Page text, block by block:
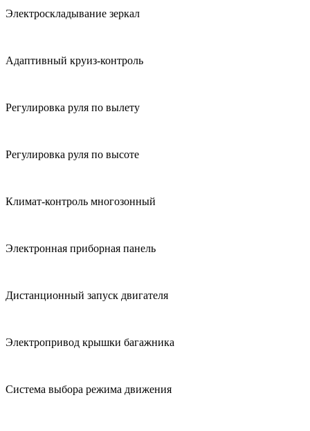
Электроскладывание зеркал
Адаптивный круиз-контроль
Регулировка руля по вылету
Регулировка руля по высоте
Климат-контроль многозонный
Электронная приборная панель
Дистанционный запуск двигателя
Электропривод крышки багажника
Система выбора режима движения